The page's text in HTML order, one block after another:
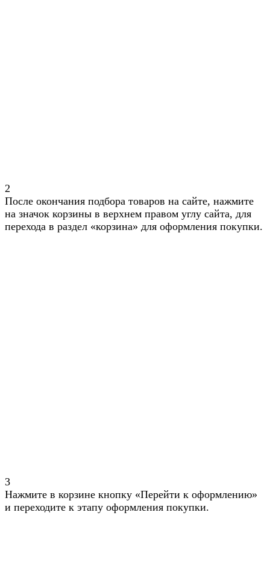
2
После окончания подбора товаров на сайте, нажмите
на значок корзины в верхнем правом углу сайта, для
перехода в раздел «корзина» для оформления покупки.
3
Нажмите в корзине кнопку «Перейти к оформлению»
и переходите к этапу оформления покупки.